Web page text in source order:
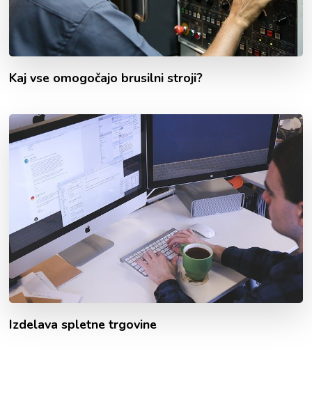
Kaj vse omogočajo brusilni stroji?
Izdelava spletne trgovine